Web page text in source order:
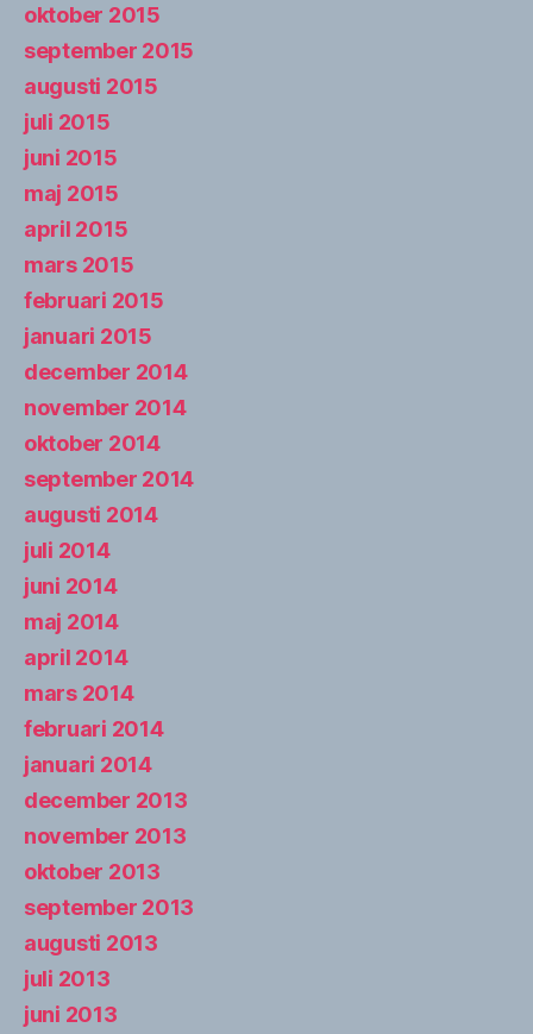
oktober 2015
september 2015
augusti 2015
juli 2015
juni 2015
maj 2015
april 2015
mars 2015
februari 2015
januari 2015
december 2014
november 2014
oktober 2014
september 2014
augusti 2014
juli 2014
juni 2014
maj 2014
april 2014
mars 2014
februari 2014
januari 2014
december 2013
november 2013
oktober 2013
september 2013
augusti 2013
juli 2013
juni 2013